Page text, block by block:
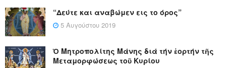
“Δεύτε και αναβώμεν εις το όρος”
5 Αυγούστου 2019
Ὁ Μητροπολίτης Μάνης διά τήν ἑορτήν τῆς
Μεταμορφώσεως τοῦ Κυρίου